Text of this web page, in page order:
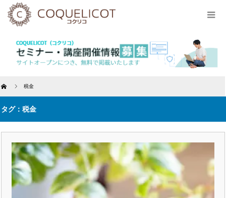
Home 税金
タグ：税金